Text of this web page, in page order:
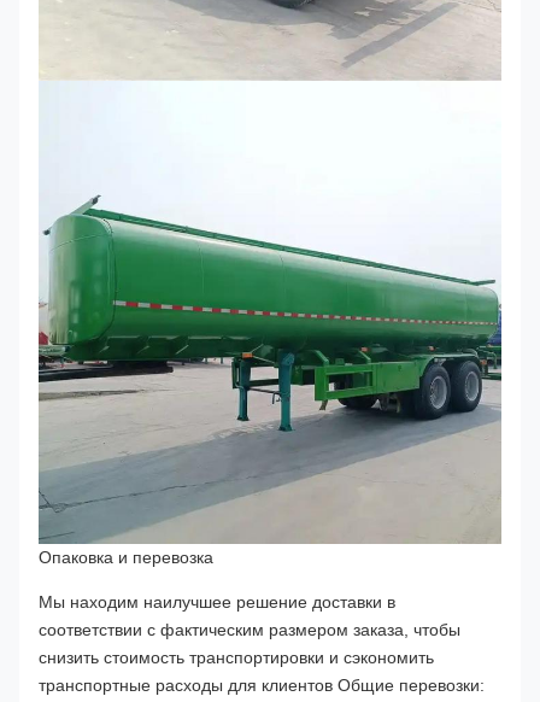
Опаковка и перевозка
Мы находим наилучшее решение доставки в
соответствии с фактическим размером заказа, чтобы
снизить стоимость транспортировки и сэкономить
транспортные расходы для клиентов Общие перевозки: